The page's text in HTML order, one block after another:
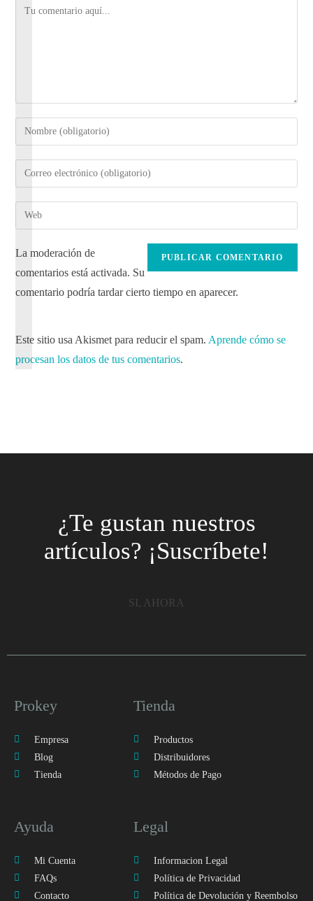
La moderación de
comentarios está activada. Su
comentario podría tardar cierto tiempo en aparecer.
Este sitio usa Akismet para reducir el spam. Aprende cómo se
procesan los datos de tus comentarios.
¿Te gustan nuestros
artículos? ¡Suscríbete!
SI, AHORA
Prokey
Empresa
Blog
Tienda
Tienda
Productos
Distribuidores
Métodos de Pago
Ayuda
Mi Cuenta
FAQs
Contacto
Legal
Informacion Legal
Política de Privacidad
Política de Devolución y Reembolso